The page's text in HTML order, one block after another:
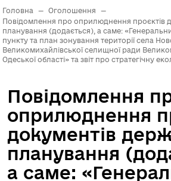
Головна — Оголошення
—
Повідомлення про оприлюднення проєктів
планування (додається), а саме:
пункту та план зонування території села
Великомихайлівської селищної ради
Одеської області» та звіт про стратегічну
Повідомлення
оприлюднення
документів
планування
а саме: